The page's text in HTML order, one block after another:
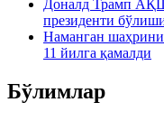
Доналд Трамп
президенти
Наманган
11 йилга қамалди
Бўлимлар